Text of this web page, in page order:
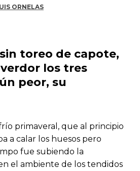
ORNELAS
toreo de capote,
los tres
peor, su
primaveral, que al principio
a calar los huesos pero
fue subiendo la
el ambiente de los tendidos